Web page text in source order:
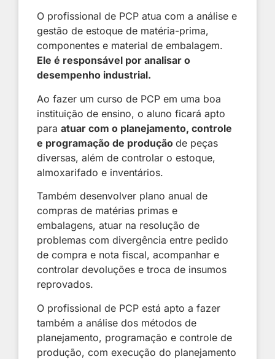
O profissional de PCP atua com a análise e
gestão de estoque de matéria-prima,
componentes e material de embalagem.
Ele é responsável por analisar o
desempenho industrial.
Ao fazer um curso de PCP em uma boa
instituição de ensino, o aluno ficará apto
paraatuar com o planejamento, controle
e programação de produçãode peças
diversas, além de controlar o estoque,
almoxarifado e inventários.
Também desenvolver plano anual de
compras de matérias primas e
embalagens, atuar na resolução de
problemas com divergência entre pedido
de compra e nota fiscal, acompanhar e
controlar devoluções e troca de insumos
reprovados.
O profissional de PCP está apto a fazer
também a análise dos métodos de
planejamento, programação e controle de
produção, com execução do planejamento